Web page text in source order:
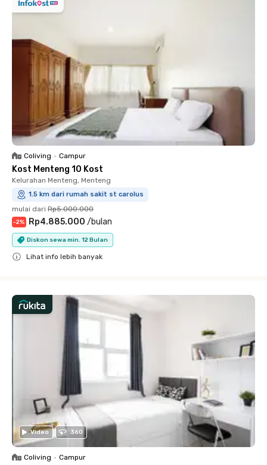
Coliving • Campur
Kost Menteng 10 Kost
Kelurahan Menteng, Menteng
1.5 km dari rumah sakit st carolus
mulai dari Rp5.000.000
-2% Rp4.885.000 /bulan
Diskon sewa min. 12 Bulan
Lihat info lebih banyak
Video 360
Coliving • Campur